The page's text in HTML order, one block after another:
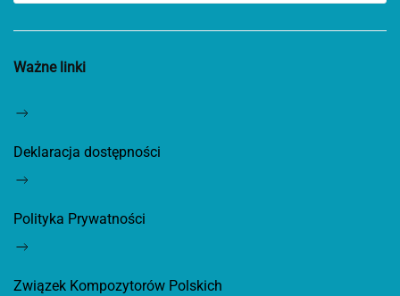
Ważne linki
Deklaracja dostępności
Polityka Prywatności
Związek Kompozytorów Polskich